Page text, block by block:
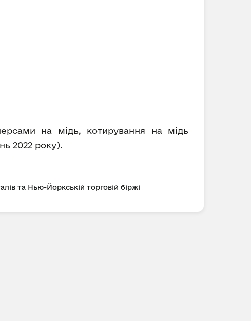
на мідь, котирування на мідь
2022 року).
та Нью-Йоркській торговій біржі